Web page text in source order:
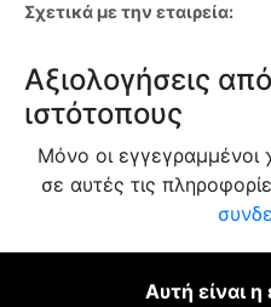
Σχετικά με την εταιρεία:
Αξιολογήσεις
ιστότοπους
Μόνο οι
σε αυτές τις
Αυτή είναι η